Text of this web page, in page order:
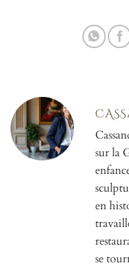
sur la
en
se